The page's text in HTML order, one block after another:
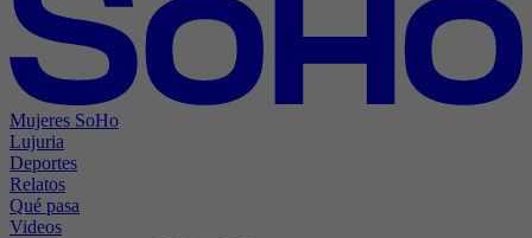
Mujeres SoHo
Lujuria
Deportes
Relatos
Qué pasa
Videos